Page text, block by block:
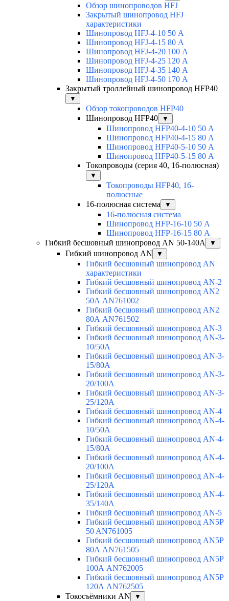
Обзор шинопроводов HFJ
Закрытый шинопровод HFJ
характеристики
Шинопровод HFJ-4-10 50 А
Шинопровод HFJ-4-15 80 А
Шинопровод HFJ-4-20 100 А
Шинопровод HFJ-4-25 120 А
Шинопровод HFJ-4-35 140 А
Шинопровод HFJ-4-50 170 А
Закрытый троллейный шинопровод HFP40
▼
Обзор токопроводов HFP40
Шинопровод HFP40
▼
Шинопровод HFP40-4-10 50 А
Шинопровод HFP40-4-15 80 А
Шинопровод HFP40-5-10 50 А
Шинопровод HFP40-5-15 80 А
Токопроводы (серия 40, 16-полюсная)
▼
Токопроводы HFP40, 16-
полюсные
16-полюсная система
▼
16-полюсная система
Шинопровод HFP-16-10 50 А
Шинопровод HFP-16-15 80 А
Гибкий бесшовный шинопровод AN 50-140А
▼
Гибкий шинопровод AN ▼
Гибкий бесшовный шинопровод AN
характеристики
Гибкий бесшовный шинопровод AN-2
Гибкий бесшовный шинопровод AN2
50А AN761002
Гибкий бесшовный шинопровод AN2
80А AN761502
Гибкий бесшовный шинопровод AN-3
Гибкий бесшовный шинопровод AN-3-
10/50A
Гибкий бесшовный шинопровод AN-3-
15/80A
Гибкий бесшовный шинопровод AN-3-
20/100A
Гибкий бесшовный шинопровод AN-3-
25/120A
Гибкий бесшовный шинопровод AN-4
Гибкий бесшовный шинопровод AN-4-
10/50A
Гибкий бесшовный шинопровод AN-4-
15/80A
Гибкий бесшовный шинопровод AN-4-
20/100A
Гибкий бесшовный шинопровод AN-4-
25/120A
Гибкий бесшовный шинопровод AN-4-
35/140A
Гибкий бесшовный шинопровод AN-5
Гибкий бесшовный шинопровод AN5P
50 AN761005
Гибкий бесшовный шинопровод AN5P
80А AN761505
Гибкий бесшовный шинопровод AN5P
100А AN762005
Гибкий бесшовный шинопровод AN5P
120А AN762505
Токосъёмники AN
▼